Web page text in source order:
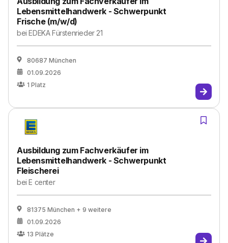
Lebensmittelhandwerk - Schwerpunkt
Frische (m/w/d)
beiEDEKA Fürstenrieder 21
80687 München
01.09.2026
1 Platz
Ausbildung zum Fachverkäufer im
Lebensmittelhandwerk - Schwerpunkt
Fleischerei
beiE center
81375 München + 9 weitere
01.09.2026
13 Plätze